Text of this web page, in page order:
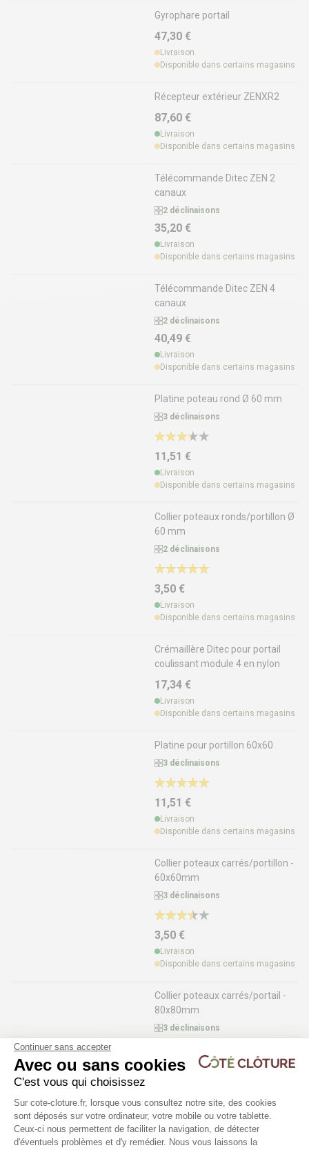
Gyrophare portail
47,30 €
Livraison
Disponible dans certains magasins
Récepteur extérieur ZENXR2
87,60 €
Livraison
Disponible dans certains magasins
Télécommande Ditec ZEN 2
canaux
2 déclinaisons
35,20 €
Livraison
Disponible dans certains magasins
Télécommande Ditec ZEN 4
canaux
2 déclinaisons
40,49 €
Livraison
Disponible dans certains magasins
Platine poteau rond Ø 60 mm
3 déclinaisons
11,51 €
Livraison
Disponible dans certains magasins
Collier poteaux ronds/portillon Ø
60 mm
2 déclinaisons
3,50 €
Livraison
Disponible dans certains magasins
Crémaillère Ditec pour portail
coulissant module 4 en nylon
17,34 €
Livraison
Disponible dans certains magasins
Platine pour portillon 60x60
3 déclinaisons
11,51 €
Livraison
Disponible dans certains magasins
Collier poteaux carrés/portillon -
60x60mm
3 déclinaisons
3,50 €
Livraison
Disponible dans certains magasins
Collier poteaux carrés/portail -
80x80mm
3 déclinaisons
3,50 €
Portail coulissant autoportant
industriel manuel CELESTE
Continuer sans accepter
Avec ou sans cookies
C'est vous qui choisissez
Plateforme de Gestion du
Sur cote-cloture.fr, lorsque vous consultez notre site, des cookies
sont déposés sur votre ordinateur, votre mobile ou votre tablette.
Ceux-ci nous permettent de faciliter la navigation, de détecter
d'éventuels problèmes et d'y remédier. Nous vous laissons la